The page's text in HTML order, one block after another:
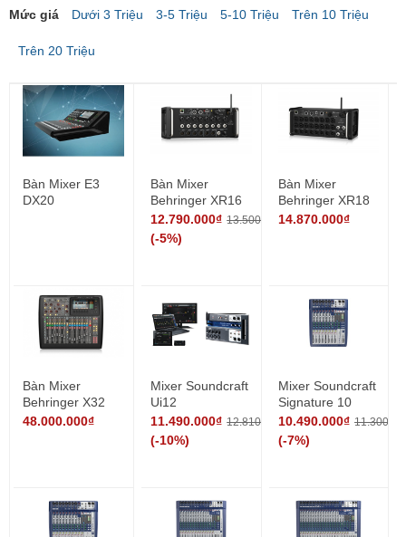
Mức giá Dưới 3 Triệu 3-5 Triệu 5-10 Triệu Trên 10 Triệu
Trên 20 Triệu
Bàn Mixer E3
DX20
Bàn Mixer
Behringer XR16
Digital
12.790.000₫ 13.500.000₫
(-5%)
Bàn Mixer
Behringer XR18
Digital
14.870.000₫
Bàn Mixer
Behringer X32
Compact
48.000.000₫
Mixer Soundcraft
Ui12
11.490.000₫ 12.810.000₫
(-10%)
Mixer Soundcraft
Signature 10
10.490.000₫
(-7%)